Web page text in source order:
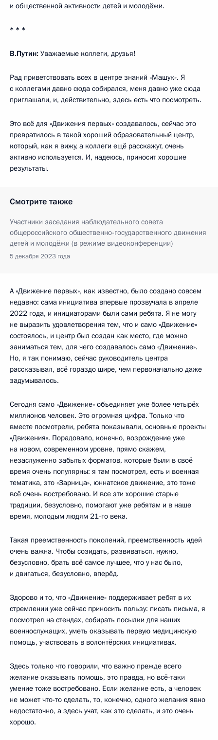
и общественной активности детей и молодёжи.
* * *
В.Путин: Уважаемые коллеги, друзья!
Рад приветствовать всех в центре знаний «Машук». Я
с коллегами давно сюда собирался, меня давно уже сюда
приглашали, и, действительно, здесь есть что посмотреть.
Это всё для «Движения первых» создавалось, сейчас это
превратилось в такой хороший образовательный центр,
который, как я вижу, а коллеги ещё расскажут, очень
активно используется. И, надеюсь, приносит хорошие
результаты.
Смотрите также
Участники заседания наблюдательного совета
общероссийского общественно-государственного движения
детей и молодёжи (в режиме видеоконференции)
5 декабря 2023 года
А «Движение первых», как известно, было создано совсем
недавно: сама инициатива впервые прозвучала в апреле
2022 года, и инициаторами были сами ребята. Я не могу
не выразить удовлетворения тем, что и само «Движение»
состоялось, и центр был создан как место, где можно
заниматься тем, для чего создавалось само «Движение».
Но, я так понимаю, сейчас руководитель центра
рассказывал, всё гораздо шире, чем первоначально даже
задумывалось.
Сегодня само «Движение» объединяет уже более четырёх
миллионов человек. Это огромная цифра. Только что
вместе посмотрели, ребята показывали, основные проекты
«Движения». Порадовало, конечно, возрождение уже
на новом, современном уровне, прямо скажем,
незаслуженно забытых форматов, которые были в своё
время очень популярны: я там посмотрел, есть и военная
тематика, это «Зарница», юннатское движение, это тоже
всё очень востребовано. И все эти хорошие старые
традиции, безусловно, помогают уже ребятам и в наше
время, молодым людям 21-го века.
Такая преемственность поколений, преемственность идей
очень важна. Чтобы созидать, развиваться, нужно,
безусловно, брать всё самое лучшее, что у нас было,
и двигаться, безусловно, вперёд.
Здорово и то, что «Движение» поддерживает ребят в их
стремлении уже сейчас приносить пользу: писать письма, я
посмотрел на стендах, собирать посылки для наших
военнослужащих, уметь оказывать первую медицинскую
помощь, участвовать в волонтёрских инициативах.
Здесь только что говорили, что важно прежде всего
желание оказывать помощь, это правда, но всё-таки
умение тоже востребовано. Если желание есть, а человек
не может что-то сделать, то, конечно, одного желания явно
недостаточно, а здесь учат, как это сделать, и это очень
хорошо.